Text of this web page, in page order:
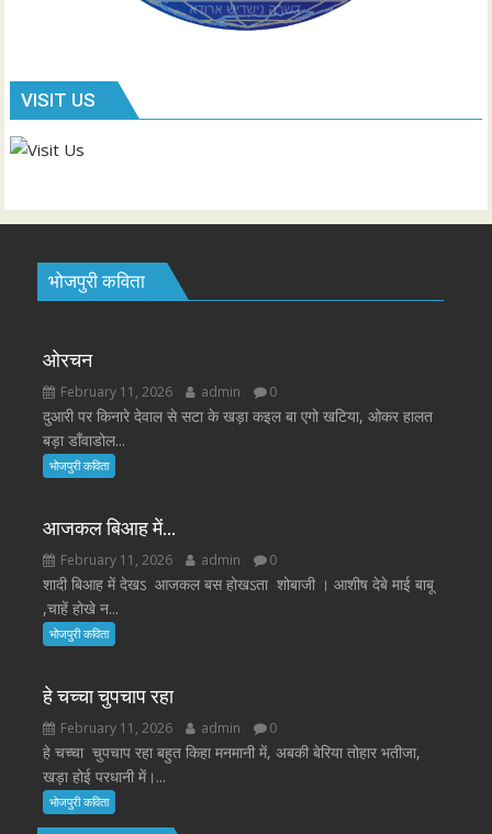
VISIT US
भोजपुरी कविता
ओरचन
February 11, 2026 admin 0
दुआरी पर किनारे देवाल से सटा के खड़ा कइल बा एगो खटिया, ओकर हालत
बड़ा डाँवाडोल...
भोजपुरी कविता
आजकल बिआह में…
February 11, 2026 admin 0
शादी बिआह में देखऽ आजकल बस होखऽता शोबाजी । आशीष देबे माई बाबू
,चाहें होखे न...
भोजपुरी कविता
हे चच्चा चुपचाप रहा
February 11, 2026 admin 0
हे चच्चा चुपचाप रहा बहुत किहा मनमानी में, अबकी बेरिया तोहार भतीजा,
खड़ा होई परधानी में।...
भोजपुरी कविता